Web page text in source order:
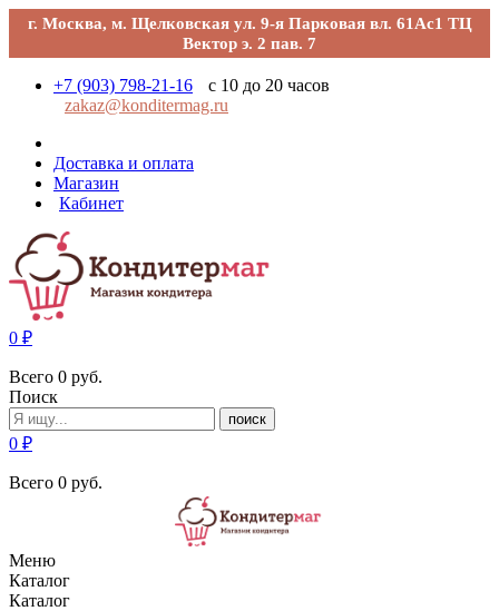
г. Москва, м. Щелковская ул. 9-я Парковая вл. 61Ас1 ТЦ
Вектор э. 2 пав. 7
+7 (903) 798-21-16
с 10 до 20 часов
zakaz@konditermag.ru
Доставка и оплата
Магазин
Кабинет
0 ₽
Всего 0 руб.
Поиск
поиск
0 ₽
Всего 0 руб.
Меню
Каталог
Каталог